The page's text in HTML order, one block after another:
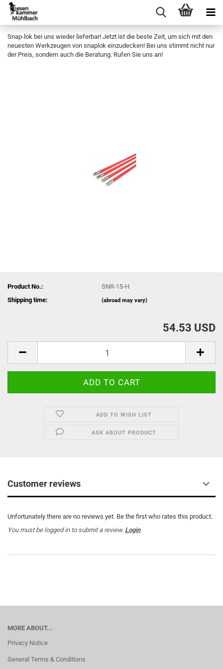
Snap-lok bei uns wieder lieferbar! Jetzt ist die beste Zeit, um sich mit den
neuesten Werkzeugen von snaplok einzudecken! Bei uns stimmt nicht nur
der Preis, sondern auch die Beratung. Rufen Sie uns an!
Product No.:
SNR-15-H
Shipping time:
(abroad may vary)
54.53 USD
ADD TO WISH LIST
ASK ABOUT PRODUCT
Customer reviews
Unfortunately there are no reviews yet. Be the first who rates this product.
You must be logged in to submit a review. Login
MORE ABOUT...
Privacy Notice
General Terms & Conditions